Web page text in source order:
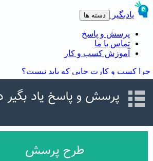
پرسش و پاسخ یاد بگیر
طرح پرسش